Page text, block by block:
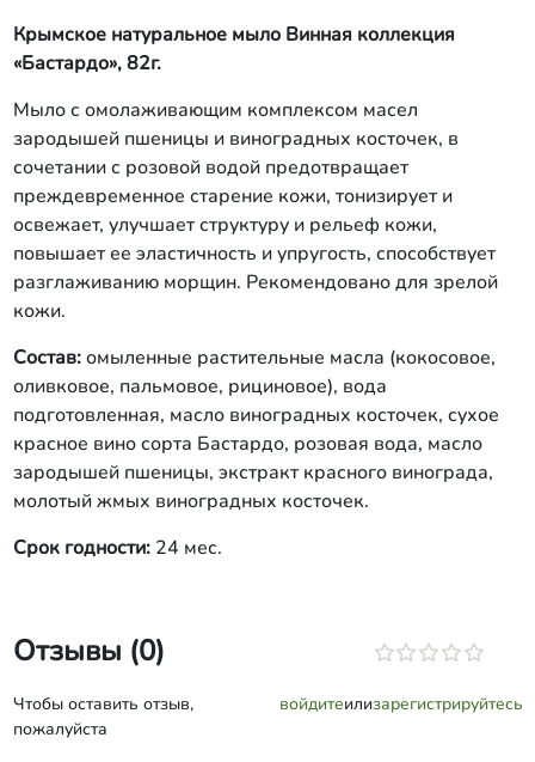
Крымское натуральное мыло Винная коллекция
«Бастардо», 82г.
Мыло с омолаживающим комплексом масел
зародышей пшеницы и виноградных косточек, в
сочетании с розовой водой предотвращает
преждевременное старение кожи, тонизирует и
освежает, улучшает структуру и рельеф кожи,
повышает ее эластичность и упругость, способствует
разглаживанию морщин. Рекомендовано для зрелой
кожи.
Состав: омыленные растительные масла (кокосовое,
оливковое, пальмовое, рициновое), вода
подготовленная, масло виноградных косточек, сухое
красное вино сорта Бастардо, розовая вода, масло
зародышей пшеницы, экстракт красного винограда,
молотый жмых виноградных косточек.
Срок годности: 24 мес.
Отзывы (0)
Чтобы оставить отзыв,
пожалуйста
войдитеилизарегистрируйтесь